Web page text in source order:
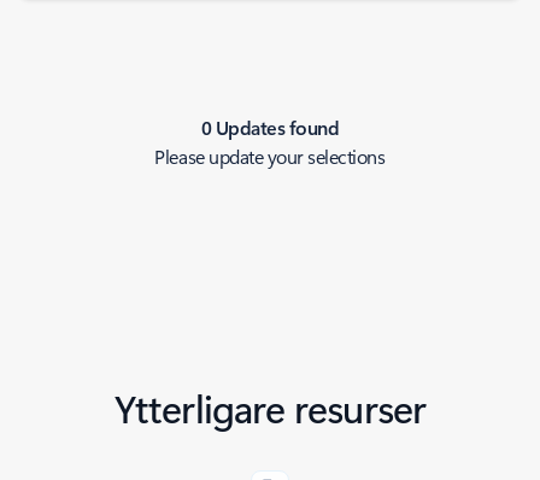
0 Updates found
Please update your selections
Ytterligare resurser